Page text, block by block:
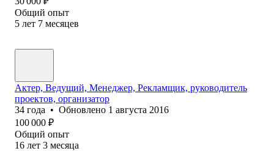
Общий опыт
5 лет 7 месяцев
Актер, Ведущий, Менеджер, Рекламщик, руководитель
проектов, организатор
34 года • Обновлено 1 августа 2016
100 000 ₽
Общий опыт
16 лет 3 месяца